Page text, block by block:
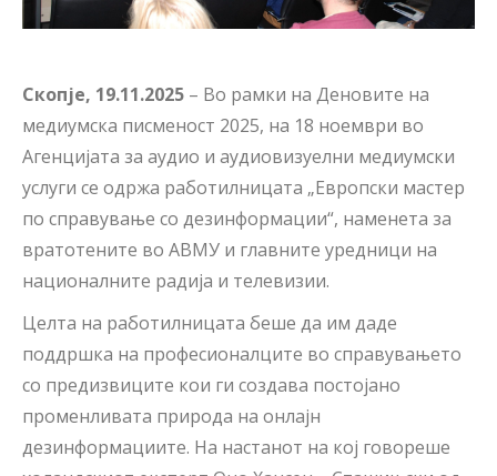
Скопје, 19.11.2025 – Во рамки на Деновите на
медиумска писменост 2025, на 18 ноември во
Агенцијата за аудио и аудиовизуелни медиумски
услуги се одржа работилницата „Европски мастер
по справување со дезинформации“, наменета за
вратотените во АВМУ и главните уредници на
националните радија и телевизии.
Целта на работилницата беше да им даде
поддршка на професионалците во справувањето
со предизвиците кои ги создава постојано
променливата природа на онлајн
дезинформациите. На настанот на кој говореше